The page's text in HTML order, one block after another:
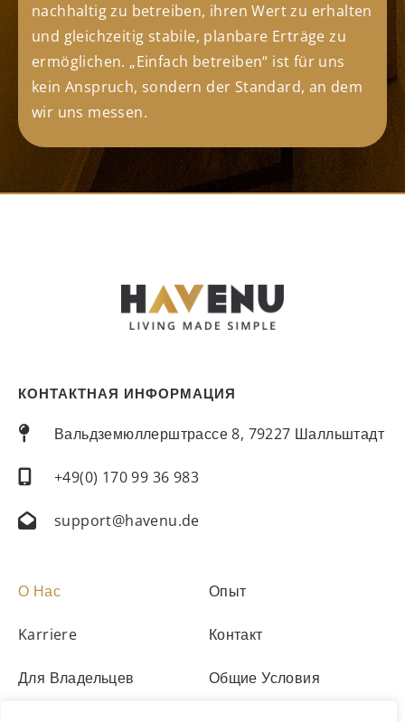
nachhaltig zu betreiben, ihren Wert zu erhalten
und gleichzeitig stabile, planbare Erträge zu
ermöglichen. „Einfach betreiben“ ist für uns
kein Anspruch, sondern der Standard, an dem
wir uns messen.
КОНТАКТНАЯ ИНФОРМАЦИЯ
Вальдземюллерштрассе 8, 79227 Шалльштадт
+49(0) 170 99 36 983
support@havenu.de
О Нас
Karriere
Для Владельцев
Опыт
Контакт
Общие Условия